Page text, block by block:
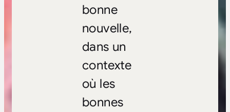
bonne
nouvelle,
dans un
contexte
où les
bonnes